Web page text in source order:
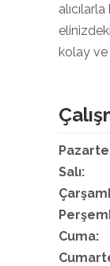
kolay ve
Salı:
Cuma: